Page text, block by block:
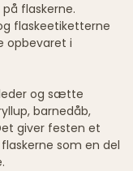
flaskerne.
flaskeetiketterne
opbevaret i
og sætte
barnedåb,
giver festen et
som en del